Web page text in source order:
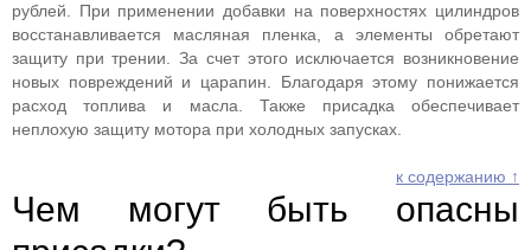
рублей. При применении добавки на поверхностях цилиндров
восстанавливается масляная пленка, а элементы обретают
защиту при трении. За счет этого исключается возникновение
новых повреждений и царапин. Благодаря этому понижается
расход топлива и масла. Также присадка обеспечивает
неплохую защиту мотора при холодных запусках.
к содержанию ↑
Чем могут быть опасны